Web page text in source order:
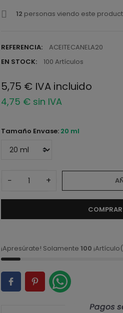
12 personas viendo este
REFERENCIA:
ACEITECANELA20
EN STOCK:
100 Artículos
5,75 € IVA incluido
4,75 € sin IVA
Tamaño Envase: 20 ml
− +
¡Apresúrate! Solamente100